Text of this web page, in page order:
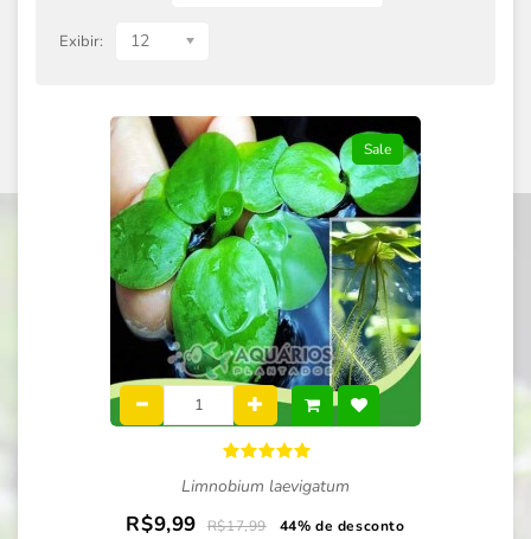
Exibir: 12
Sale
Limnobium laevigatum
R$9,99 R$17,99 44% de desconto